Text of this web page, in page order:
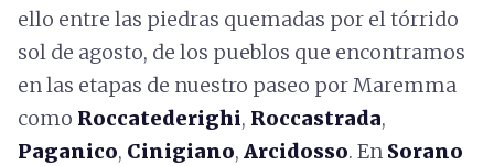
ello entre las piedras quemadas por el tórrido
sol de agosto, de los pueblos que encontramos
en las etapas de nuestro paseo por Maremma
como Roccatederighi, Roccastrada,
Paganico, Cinigiano, Arcidosso. En Sorano